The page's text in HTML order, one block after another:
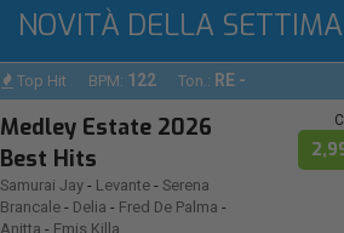
NOVITÀ DELLA
Top Hit BPM: 122 Ton.: RE -
Medley Estate 2026
Best Hits
Samurai Jay - Levante - Serena
Brancale - Delia - Fred De Palma -
Anitta - Emis Killa